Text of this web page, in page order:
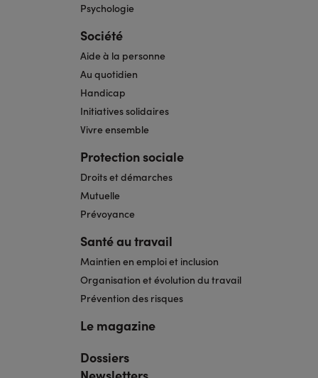
Psychologie
Société
Aide à la personne
Au quotidien
Handicap
Initiatives solidaires
Vivre ensemble
Protection sociale
Droits et démarches
Mutuelle
Prévoyance
Santé au travail
Maintien en emploi et inclusion
Organisation et évolution du travail
Prévention des risques
Le magazine
Navigation
pied
Dossiers